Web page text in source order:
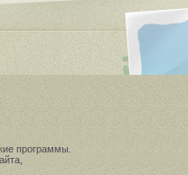
программы.